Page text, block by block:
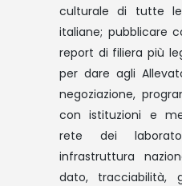
culturale di tutte
italiane; pubblicare
report di filiera più
per dare agli
negoziazione,
con istituzioni e
rete dei
infrastruttura
dato, tracciabilità,